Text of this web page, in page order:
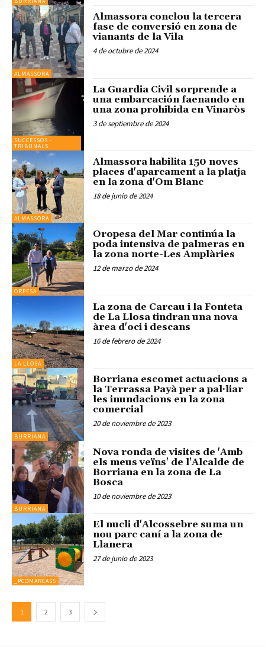
ALMASSORA
Almassora conclou la tercera
fase de conversió en zona de
vianants de la Vila
4 de octubre de 2024
SUCCESSOS -
TRIBUNALS
La Guardia Civil sorprende a
una embarcación faenando en
una zona prohibida en Vinaròs
3 de septiembre de 2024
ALMASSORA
Almassora habilita 150 noves
places d'aparcament a la platja
en la zona d'Om Blanc
18 de junio de 2024
ORPESA
Oropesa del Mar continúa la
poda intensiva de palmeras en
la zona norte-Les Amplàries
12 de marzo de 2024
LA LLOSA
La zona de Carcau i la Fonteta
de La Llosa tindran una nova
àrea d'oci i descans
16 de febrero de 2024
BURRIANA
Borriana escomet actuacions a
la Terrassa Payà per a pal·liar
les inundacions en la zona
comercial
20 de noviembre de 2023
BURRIANA
Nova ronda de visites de 'Amb
els meus veïns' de l'Alcalde de
Borriana en la zona de La
Bosca
10 de noviembre de 2023
_PCOMARCAS5
El nucli d'Alcossebre suma un
nou parc caní a la zona de
Llanera
27 de junio de 2023
1 2 3